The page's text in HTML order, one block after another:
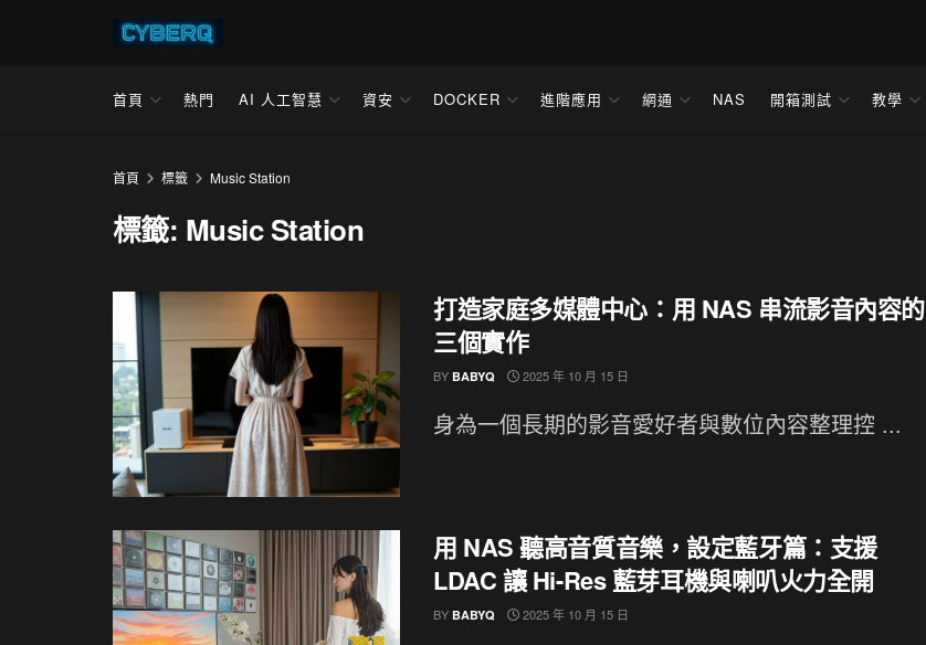
首頁 熱門 AI 人工智慧 資安 DOCKER 進階應用 網通 NAS 開箱測試 教學
首頁 標籤 Music Station
標籤: Music Station
打造家庭多媒體中心：用 NAS 串流影音內容的
三個實作
BY BABYQ 2025 年 10 月 15 日
身為一個長期的影音愛好者與數位內容整理控 ...
用 NAS 聽高音質音樂，設定藍牙篇：支援
LDAC 讓 Hi-Res 藍芽耳機與喇叭火力全開
BY BABYQ 2025 年 10 月 15 日